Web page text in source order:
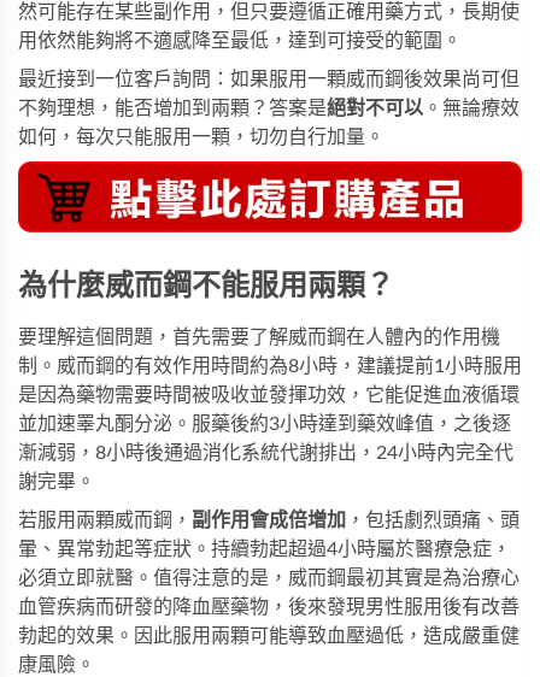
然可能存在某些副作用，但只要遵循正確用藥方式，長期使
用依然能夠將不適感降至最低，達到可接受的範圍。
最近接到一位客戶詢問：如果服用一顆威而鋼後效果尚可但
不夠理想，能否增加到兩顆？答案是絕對不可以 。無論療效
如何，每次只能服用一顆，切勿自行加量。
為什麼威而鋼不能服用兩顆？
要理解這個問題，首先需要了解威而鋼在人體內的作用機
制。威而鋼的有效作用時間約為8小時，建議提前1小時服用
是因為藥物需要時間被吸收並發揮功效，它能促進血液循環
並加速睪丸酮分泌。服藥後約3小時達到藥效峰值，之後逐
漸減弱，8小時後通過消化系統代謝排出，24小時內完全代
謝完畢。
若服用兩顆威而鋼， 副作用會成倍增加 ，包括劇烈頭痛、頭
暈、異常勃起等症狀。持續勃起超過4小時屬於醫療急症，
必須立即就醫。值得注意的是，威而鋼最初其實是為治療心
血管疾病而研發的降血壓藥物，後來發現男性服用後有改善
勃起的效果。因此服用兩顆可能導致血壓過低，造成嚴重健
康風險。